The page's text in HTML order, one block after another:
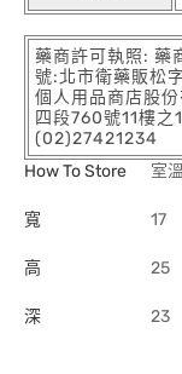
藥商許可執照:
號:北市衛藥販松
個人用品商店股
四段760號11樓
(02)27421234
How To Store
室溫
寬 17
高 25
深 23